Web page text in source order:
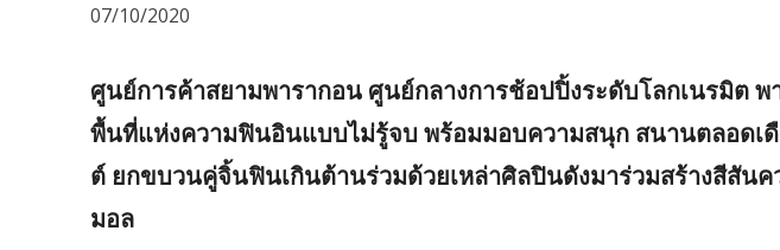
07/10/2020
ศูนย์การค้าสยามพารากอน ศูนย์กลางการช้อปปิ้งระดับโลกเนรมิต พ
พื้นที่แห่งความฟินอินแบบไม่รู้จบ พร้อมมอบความสนุก สนานตลอดเ
ต์ ยกขบวนคู่จิ้นฟินเกินต้านร่วมด้วยเหล่าศิลปินดังมาร่วมสร้างสีสัน
มอล